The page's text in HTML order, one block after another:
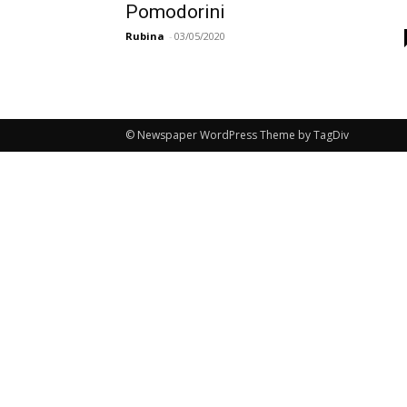
Pomodorini
Rubina - 03/05/2020
© Newspaper WordPress Theme by TagDiv